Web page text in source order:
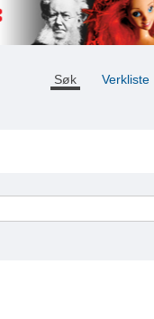
Søk Verkliste